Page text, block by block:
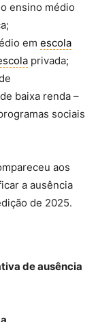
ensino médio
em escola
privada;
de baixa renda –
sociais
aos
a ausência
de 2025.
de ausência